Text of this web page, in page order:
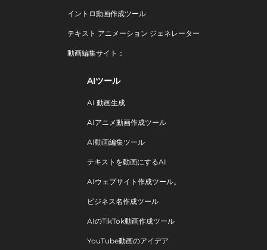
イントロ動画作成ツール
テキスト アニメーション ジェネレーター
動画編集サイト：
AIツール
AI 動画生成
AIアニメ動画作成ツール
AI動画編集ツール
テキストを動画にするAI
AIウェブサイト作成ツール。
ビジネス名作成ツール
AIのTikTok動画作成ツール
YouTube動画のアイデア